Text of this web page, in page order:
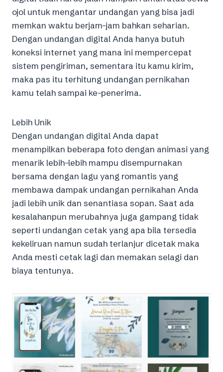
ojol untuk mengantar undangan yang bisa jadi
memkan waktu berjam-jam bahkan seharian.
Dengan undangan digital Anda hanya butuh
koneksi internet yang mana ini mempercepat
sistem pengiriman, sementara itu kamu kirim,
maka pas itu terhitung undangan pernikahan
kamu telah sampai ke-penerima.
Lebih Unik
Dengan undangan digital Anda dapat
menampilkan beberapa foto dengan animasi yang
menarik lebih-lebih mampu disempurnakan
bersama dengan lagu yang romantis yang
membawa dampak undangan pernikahan Anda
jadi lebih unik dan senantiasa sopan. Saat ada
kesalahanpun merubahnya juga gampang tidak
seperti undangan cetak yang apa bila tersedia
kekeliruan namun sudah terlanjur dicetak maka
Anda mesti cetak lagi dan memakan selagi dan
biaya tentunya.